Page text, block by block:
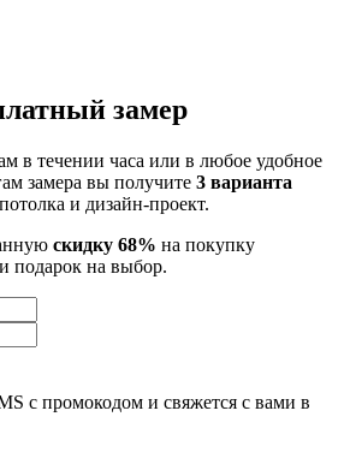
замер
в течении часа или в любое удобное
замера вы получите 3 варианта
и дизайн-проект.
скидку 68% на покупку
подарок на выбор.
с промокодом и свяжется с вами в